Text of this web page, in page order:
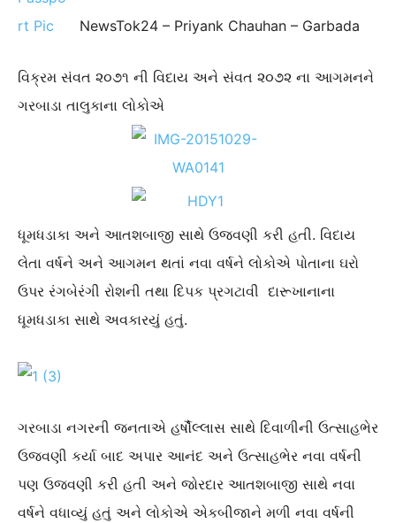
NewsTok24 – Priyank Chauhan – Garbada
વિક્રમ સંવત ૨૦૭૧ ની વિદાય અને સંવત ૨૦૭૨ ના આગમનને
ગરબાડા તાલુકાના લોકોએ
ધૂમધડાકા અને આતશબાજી સાથે ઉજવણી કરી હતી. વિદાય
લેતા વર્ષને અને આગમન થતાં નવા વર્ષને લોકોએ પોતાના ઘરો
ઉપર રંગબેરંગી રોશની તથા દિપક પ્રગટાવી દારૂખાનાના
ધૂમધડાકા સાથે અવકારયું હતું.
ગરબાડા નગરની જનતાએ હર્ષૌલ્લાસ સાથે દિવાળીની ઉત્સાહભેર
ઉજવણી કર્યા બાદ અપાર આનંદ અને ઉત્સાહભેર નવા વર્ષની
પણ ઉજવણી કરી હતી અને જોરદાર આતશબાજી સાથે નવા
વર્ષને વધાવ્યું હતું અને લોકોએ એકબીજાને મળી નવા વર્ષની